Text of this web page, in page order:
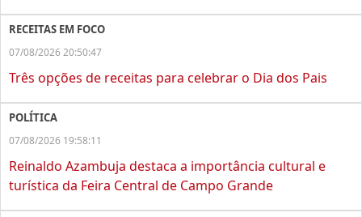
RECEITAS EM FOCO
07/08/2026 20:50:47
Três opções de receitas para celebrar o Dia dos Pais
POLÍTICA
07/08/2026 19:58:11
Reinaldo Azambuja destaca a importância cultural e
turística da Feira Central de Campo Grande